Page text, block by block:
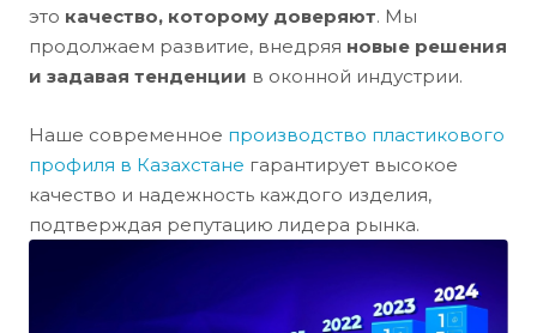
это качество, которому доверяют. Мы
продолжаем развитие, внедряя новые решения
и задавая тенденции в оконной индустрии.
Наше современное производство пластикового
профиля в Казахстане гарантирует высокое
качество и надежность каждого изделия,
подтверждая репутацию лидера рынка.